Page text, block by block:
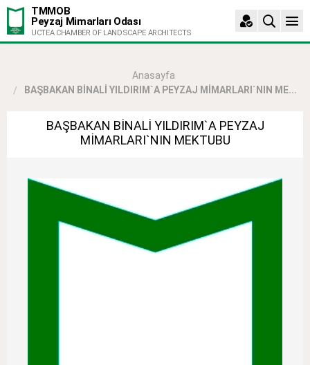
TMMOB
Peyzaj Mimarları Odası
UCTEA CHAMBER OF LANDSCAPE ARCHITECTS
Anasayfa
BAŞBAKAN BİNALİ YILDIRIM`A PEYZAJ MİMARLARI`NIN ME...
BAŞBAKAN BİNALİ YILDIRIM`A PEYZAJ
MİMARLARI`NIN MEKTUBU